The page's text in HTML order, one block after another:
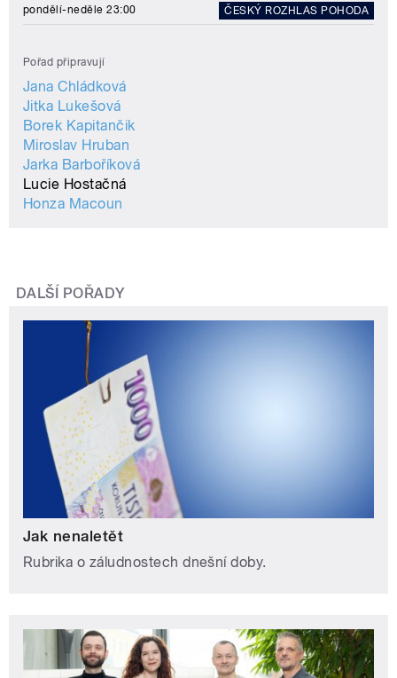
pondělí-neděle 23:00 ČESKÝ ROZHLAS POHODA
Pořad připravují
Jana Chládková
Jitka Lukešová
Borek Kapitančik
Miroslav Hruban
Jarka Barboříková
Lucie Hostačná
Honza Macoun
DALŠÍ POŘADY
Jak nenaletět
Rubrika o záludnostech dnešní doby.